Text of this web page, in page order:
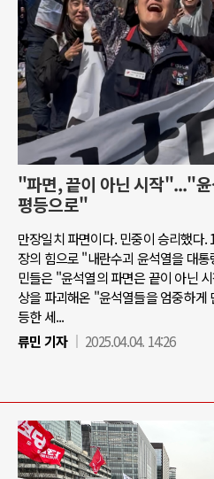
"파면, 끝이 아닌 시작"..."
평등으로"
만장일치 파면이다. 민중이 승리했다.
장의 힘으로 "내란수괴 윤석열을 대
민들은 "윤석열의 파면은 끝이 아닌
상을 파괴해온 "윤석열들을 엄중하
등한 세...
류민 기자
2025.04.04. 14:26